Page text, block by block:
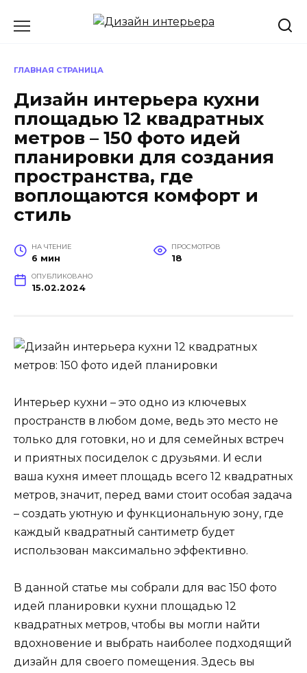
ГЛАВНАЯ СТРАНИЦА
Дизайн интерьера кухни
площадью 12 квадратных
метров – 150 фото идей
планировки для создания
пространства, где
воплощаются комфорт и
стиль
НА ЧТЕНИЕ
6 мин
ПРОСМОТРОВ
18
ОПУБЛИКОВАНО
15.02.2024
Интерьер кухни – это одно из ключевых
пространств в любом доме, ведь это место не
только для готовки, но и для семейных встреч
и приятных посиделок с друзьями. И если
ваша кухня имеет площадь всего 12 квадратных
метров, значит, перед вами стоит особая задача
– создать уютную и функциональную зону, где
каждый квадратный сантиметр будет
использован максимально эффективно.
В данной статье мы собрали для вас 150 фото
идей планировки кухни площадью 12
квадратных метров, чтобы вы могли найти
вдохновение и выбрать наиболее подходящий
дизайн для своего помещения. Здесь вы